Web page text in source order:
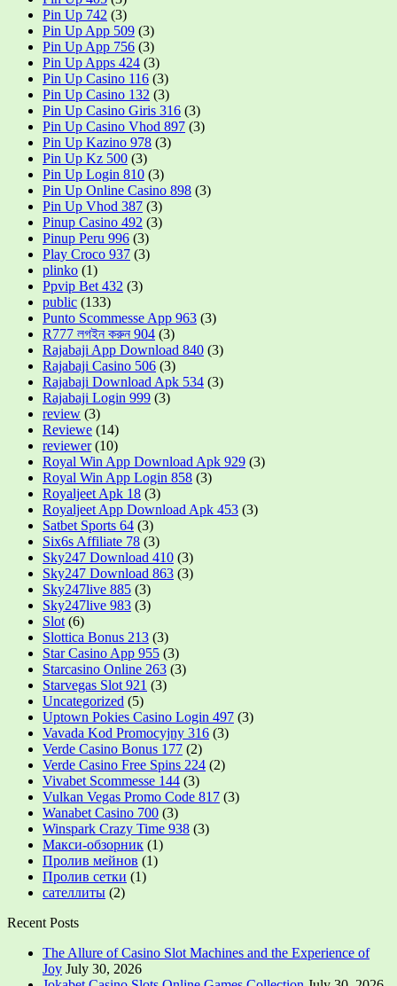
Pin Up 742 (3)
Pin Up App 509 (3)
Pin Up App 756 (3)
Pin Up Apps 424 (3)
Pin Up Casino 116 (3)
Pin Up Casino 132 (3)
Pin Up Casino Giris 316 (3)
Pin Up Casino Vhod 897 (3)
Pin Up Kazino 978 (3)
Pin Up Kz 500 (3)
Pin Up Login 810 (3)
Pin Up Online Casino 898 (3)
Pin Up Vhod 387 (3)
Pinup Casino 492 (3)
Pinup Peru 996 (3)
Play Croco 937 (3)
plinko (1)
Ppvip Bet 432 (3)
public (133)
Punto Scommesse App 963 (3)
R777 লগইন করুন 904 (3)
Rajabaji App Download 840 (3)
Rajabaji Casino 506 (3)
Rajabaji Download Apk 534 (3)
Rajabaji Login 999 (3)
review (3)
Reviewe (14)
reviewer(10)
Royal Win App Download Apk 929 (3)
Royal Win App Login 858 (3)
Royaljeet Apk 18 (3)
Royaljeet App Download Apk 453 (3)
Satbet Sports 64 (3)
Six6s Affiliate 78 (3)
Sky247 Download 410 (3)
Sky247 Download 863 (3)
Sky247live 885 (3)
Sky247live 983 (3)
Slot (6)
Slottica Bonus 213 (3)
Star Casino App 955 (3)
Starcasino Online 263 (3)
Starvegas Slot 921 (3)
Uncategorized (5)
Uptown Pokies Casino Login 497 (3)
Vavada Kod Promocyjny 316 (3)
Verde Casino Bonus 177 (2)
Verde Casino Free Spins 224 (2)
Vivabet Scommesse 144 (3)
Vulkan Vegas Promo Code 817 (3)
Wanabet Casino 700 (3)
Winspark Crazy Time 938 (3)
Макси-обзорник (1)
Пролив мейнов (1)
Пролив сетки (1)
сателлиты (2)
Recent Posts
The Allure of Casino Slot Machines and the Experience of
Joy July 30, 2026